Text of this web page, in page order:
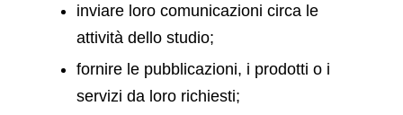
inviare loro comunicazioni circa le
attività dello studio;
fornire le pubblicazioni, i prodotti o i
servizi da loro richiesti;